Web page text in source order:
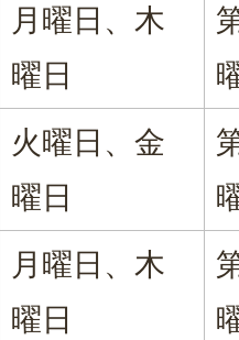
月曜日、木
曜日
火曜日、金
曜日
月曜日、木
曜日